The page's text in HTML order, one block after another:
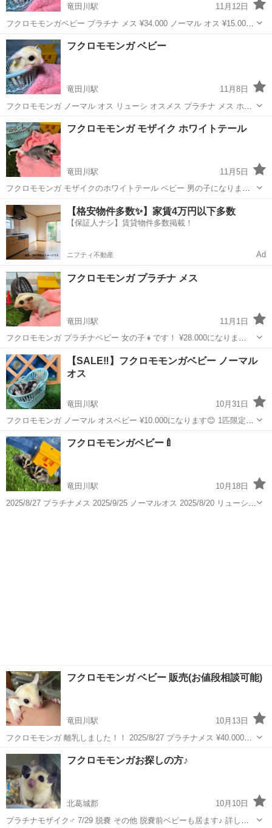
竜田川駅
11月12日
フクロモモンガベビー プラチナ メス ¥34.000 ノーマル オス ¥15.000
ホワイトフェイス オス ¥25.000 リューシ メス ¥29.000 本日も対応可
能です！ お問い合わせお待ちしております🙇‍♀️
奈良 生駒郡 竜田川駅 ペットショップ
フクロモモンガ ベビー
竜田川駅
11月8日
フクロモモンガ ノーマル オス リューシ オスメス プラチナ メス ホワ
イトフェイス オス お迎え可能です！！ 是非お問い合わせ下さいm(_
_)m
奈良 生駒郡 竜田川駅 ペットショップ フクロモモンガ
フクロモモンガ モザイク ホワイトテール
竜田川駅
11月5日
フクロモモンガ モザイクのホワイトテール ベビー 男の子になります
🍼 まだ離乳には少し時間がかかりますが 元気に成長中です😄😄 今月
半ばから末ぐらいには離乳出来そうかなぁと思います😊 離乳してから
のお迎えになりますが ...
奈良 生駒郡 竜田川駅 ペットショップ フクロモモンガ
【格安物件多数✨】家賃4万円以下多数
【保証人ナシ】賃貸物件多数掲載！
ニフティ不動産 Ad
フクロモモンガ プラチナ メス
竜田川駅
11月1日
フクロモモンガ プラチナベビー 女の子👧です！ ¥28.000になりま
す！！ 即お迎え可能です！ 土日対応可能です😊😊 お問い合わせお待
ちしてります！
奈良 生駒郡 竜田川駅 ペットショップ フクロモモンガ
【SALE‼️】フクロモモンガベビー ノーマル
オス
竜田川駅
10月31日
フクロモモンガ ノーマル オスベビー ¥10.000になります😊 1匹限定‼️
となります！！ 本日、土日も対応可能です！！！ お問い合わせお待ち
しております🙇‍♀️
奈良 生駒郡 竜田川駅 ペットショップ
フクロモモンガベビー🍼
竜田川駅
10月18日
2025/8/27 プラチナメス 2025/9/25 ノーマルオス 2025/8/20 リューシメ
フクロモモンガ ベビー 販売(お値段相談可能)
竜田川駅
10月13日
フクロモモンガ 離乳しました！！ 2025/8/27 プラチナメス ¥40.000
2025/9/25 ノーマルオス ¥18.000 2025/8/20 リューシメス ¥30.000
2025/9/15 ノーマル双子 オス...
奈良 生駒郡 竜田川駅 ペットショップ
フクロモモンガお探しの方♪
北葛城郡
10月10日
プラチナモザイク♂ 7/29 脱嚢 その他 脱嚢前ベビーも居ます♪ 詳しく